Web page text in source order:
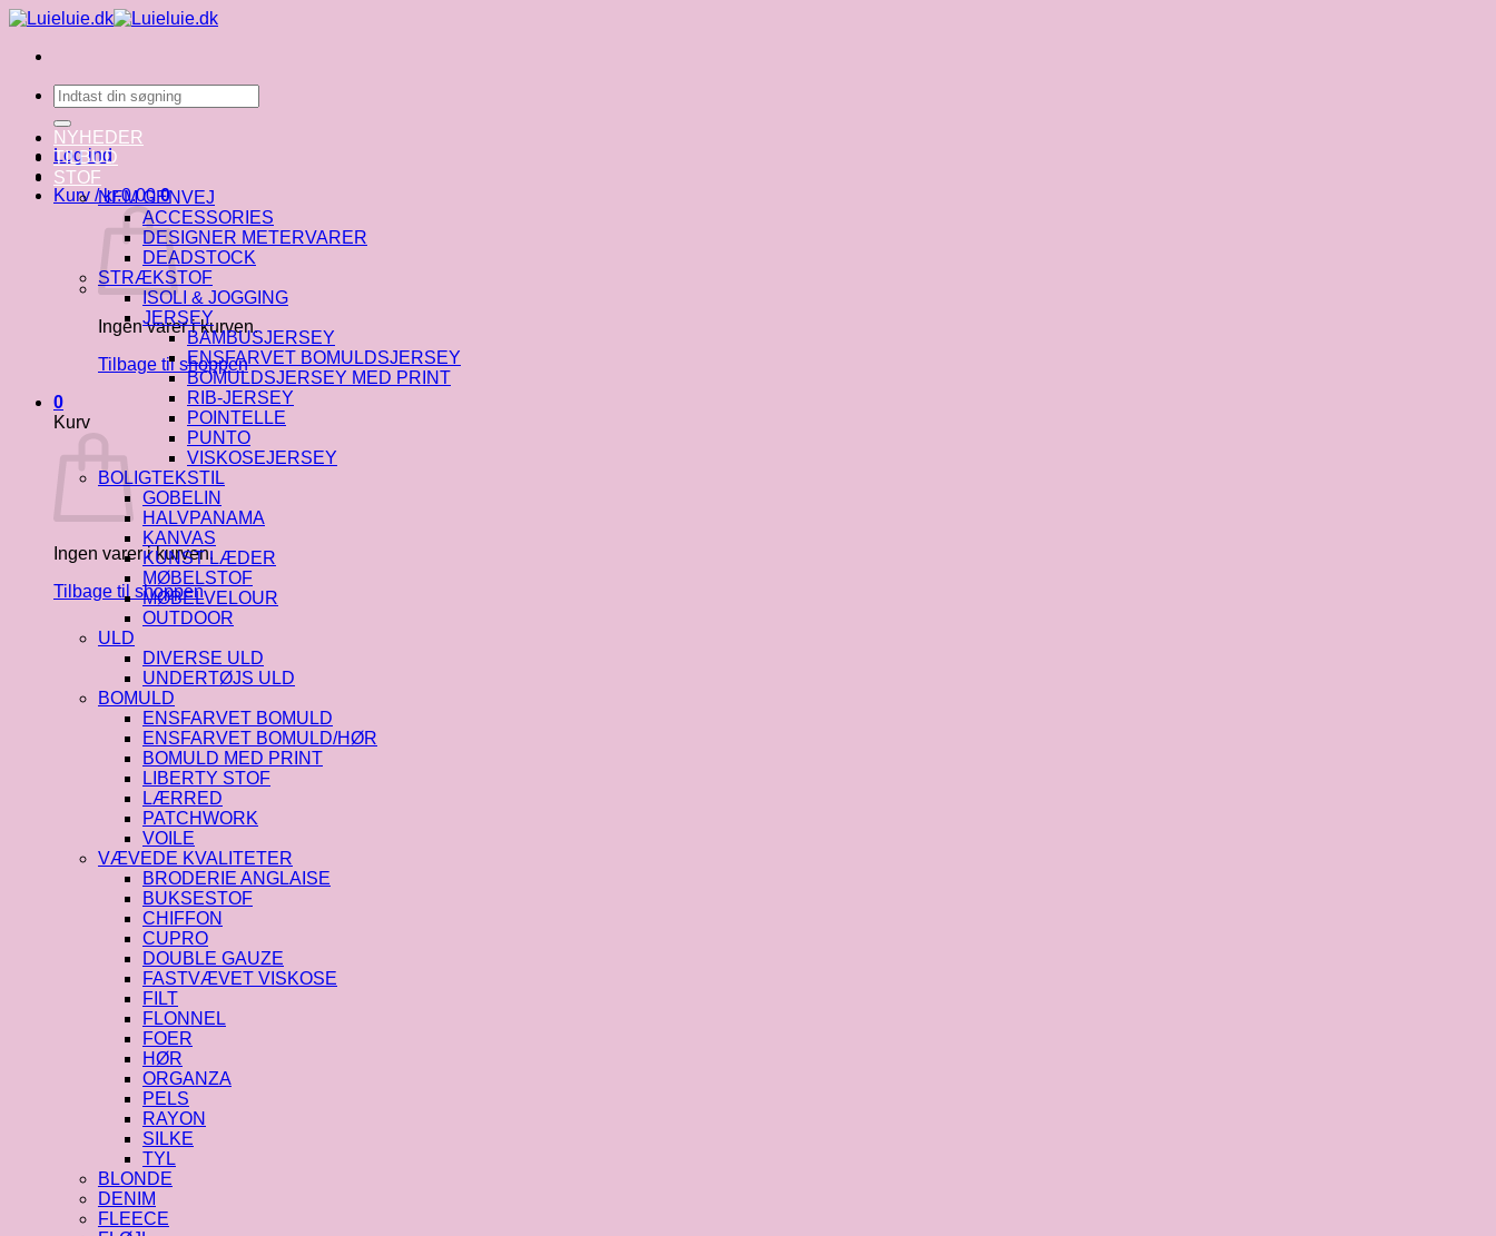
Fortsæt
indhold
Søg
efter:
Log ind
Kurv /kr.0.00 0
Ingen varer i kurven.
Tilbage til shoppen
0
Kurv
Ingen varer i kurven.
Tilbage til shoppen
NYHEDER
TILBUD
STOF
NEM GENVEJ
ACCESSORIES
DESIGNER METERVARER
DEADSTOCK
STRÆKSTOF
ISOLI & JOGGING
JERSEY
BAMBUSJERSEY
ENSFARVET BOMULDSJERSEY
BOMULDSJERSEY MED PRINT
RIB-JERSEY
POINTELLE
PUNTO
VISKOSEJERSEY
BOLIGTEKSTIL
GOBELIN
HALVPANAMA
KANVAS
KUNST LÆDER
MØBELSTOF
MØBELVELOUR
OUTDOOR
ULD
DIVERSE ULD
UNDERTØJS ULD
BOMULD
ENSFARVET BOMULD
ENSFARVET BOMULD/HØR
BOMULD MED PRINT
LIBERTY STOF
LÆRRED
PATCHWORK
VOILE
VÆVEDE KVALITETER
BRODERIE ANGLAISE
BUKSESTOF
CHIFFON
CUPRO
DOUBLE GAUZE
FASTVÆVET VISKOSE
FILT
FLONNEL
FOER
HØR
ORGANZA
PELS
RAYON
SILKE
TYL
BLONDE
DENIM
FLEECE